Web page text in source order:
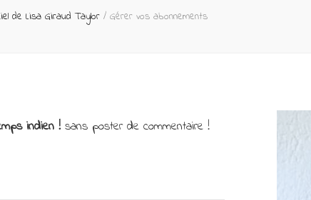
de Lisa Giraud Taylor / Gérer vos abonnements
indien !sans poster de commentaire !